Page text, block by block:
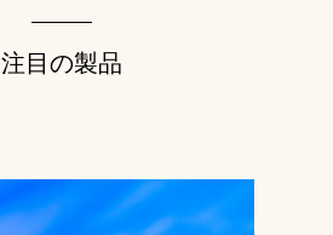
注目の製品